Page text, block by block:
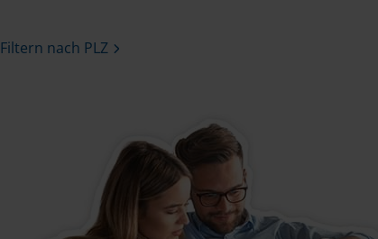
Filtern nach PLZ